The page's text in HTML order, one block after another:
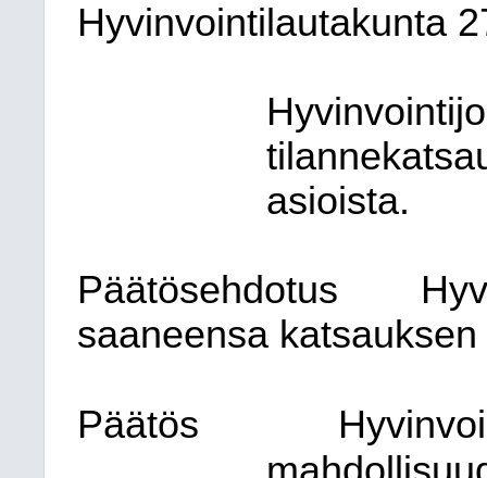
Hyvinvointilautakunta
asioista.
Päätösehdotus
saaneensa
Päätös